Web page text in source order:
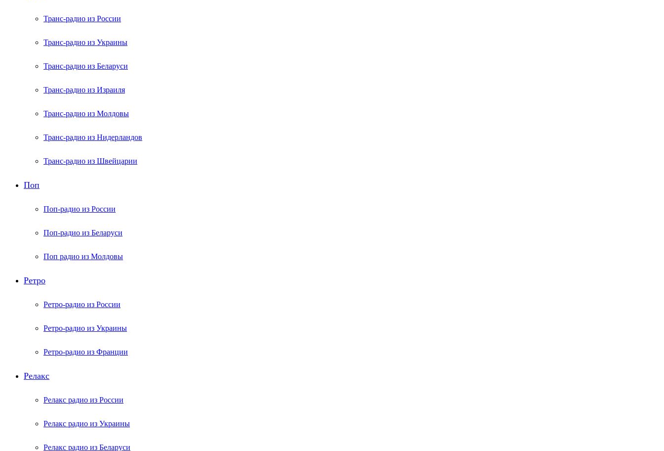
Транс-радио из России
Транс-радио из Украины
Транс-радио из Беларуси
Транс-радио из Израиля
Транс-радио из Молдовы
Транс-радио из Нидерландов
Транс-радио из Швейцарии
Поп
Поп-радио из России
Поп-радио из Беларуси
Поп радио из Молдовы
Ретро
Ретро-радио из России
Ретро-радио из Украины
Ретро-радио из Франции
Релакс
Релакс радио из России
Релакс радио из Украины
Релакс радио из Беларуси